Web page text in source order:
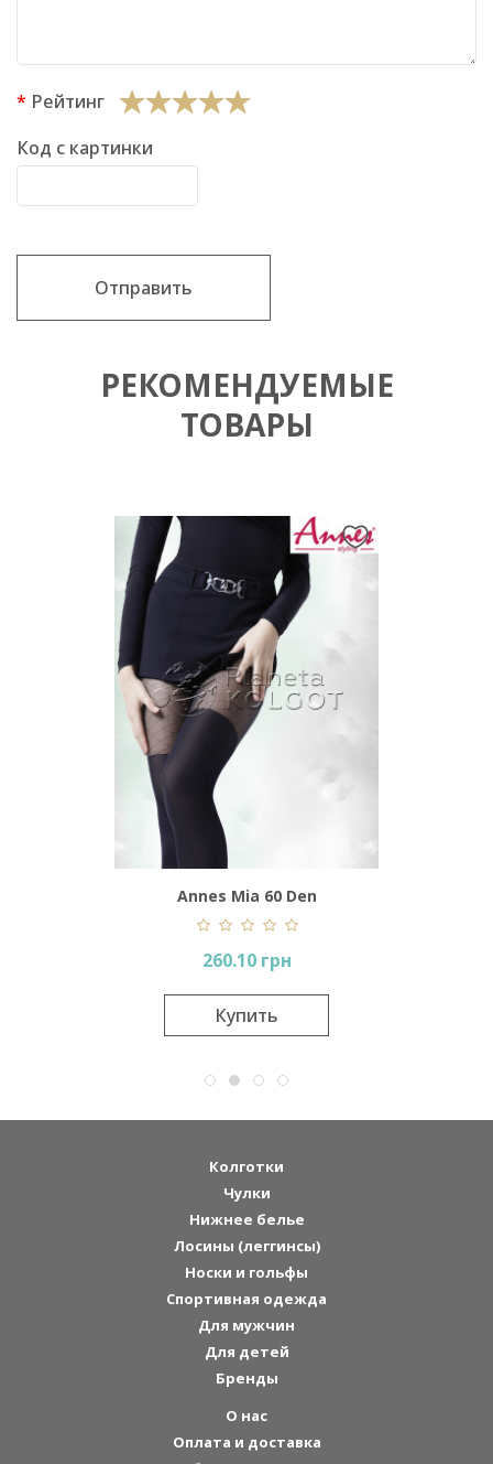
Рейтинг
Код с картинки
Отправить
РЕКОМЕНДУЕМЫЕ
ТОВАРЫ
Annes Mia 60 Den
260.10 грн
Купить
Колготки
Чулки
Нижнее белье
Лосины (леггинсы)
Носки и гольфы
Спортивная одежда
Для мужчин
Для детей
Бренды
О нас
Оплата и доставка